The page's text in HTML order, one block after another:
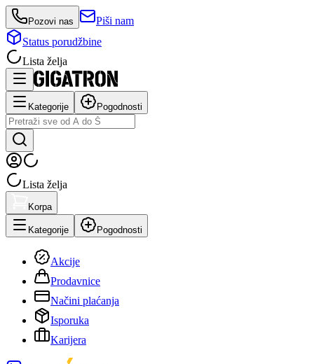
Pozovi nas
Piši nam
Status porudžbine
Lista želja
Kategorije Pogodnosti
Lista želja
Korpa
Kategorije Pogodnosti
Akcije
Prodavnice
Načini plaćanja
Isporuka
Karijera